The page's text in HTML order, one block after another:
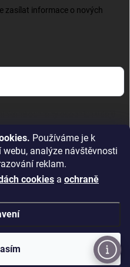
Používáme je k
analýze návštěvnosti
reklam.
cookies a ochraně
zasílat informace o nových
Shoptet